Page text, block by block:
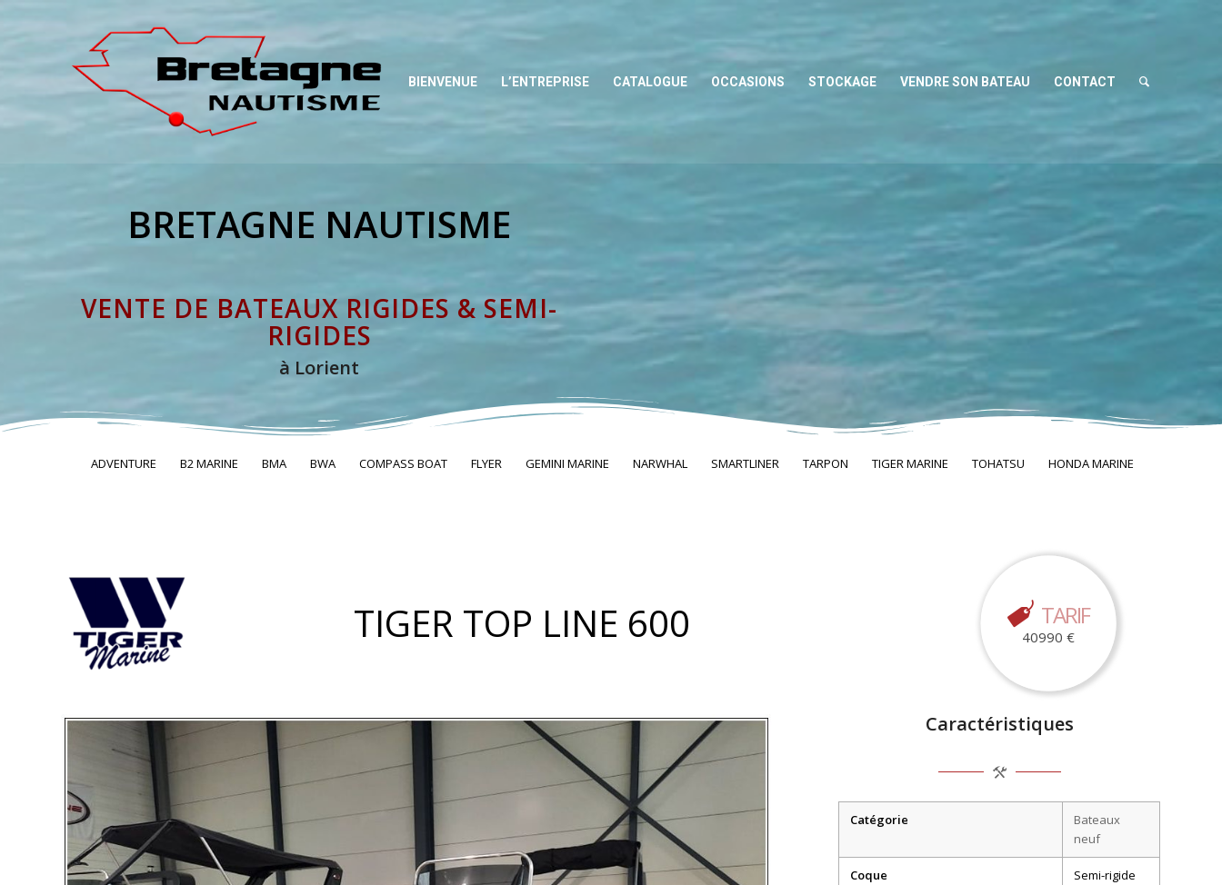
BIENVENUE L’ENTREPRISE CATALOGUE OCCASIONS STOCKAGE VENDRE SON BATEAU CONTACT
BRETAGNE NAUTISME
VENTE DE BATEAUX RIGIDES & SEMI-
RIGIDES
à Lorient
ADVENTURE B2 MARINE BMA BWA COMPASS BOAT FLYER GEMINI MARINE NARWHAL SMARTLINER TARPON TIGER MARINE TOHATSU HONDA MARINE
TIGER TOP LINE 600 TARIF
40990 €
Caractéristiques
Catégorie
Bateaux
neuf
Coque Semi-rigide